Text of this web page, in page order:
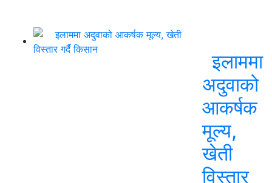
इलाममा
अदुवाको
आकर्षक
मूल्य,
खेती
विस्तार